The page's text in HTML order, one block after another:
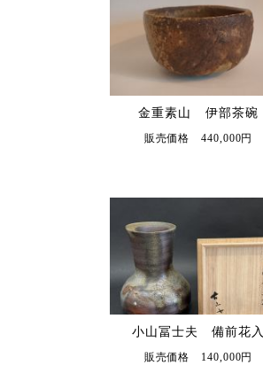
金重素山 伊部茶碗
販売価格 440,000円
小山冨士夫 備前花入
販売価格 140,000円